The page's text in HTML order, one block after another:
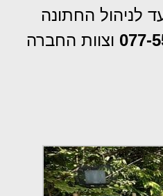
לניהול החתונה
077- וצוות החברה